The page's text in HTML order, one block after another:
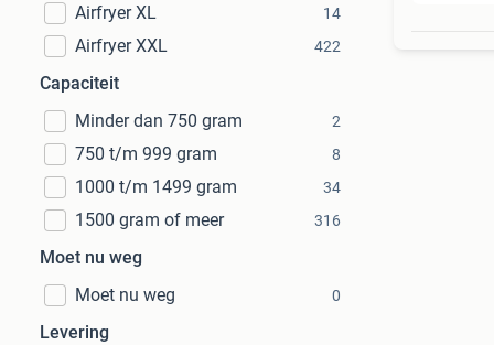
Airfryer XL 14
Airfryer XXL 422
Capaciteit
Minder dan 750 gram
2
750 t/m 999 gram 8
1000 t/m 1499 gram 34
1500 gram of meer 316
Moet nu weg
Moet nu weg
0
Levering